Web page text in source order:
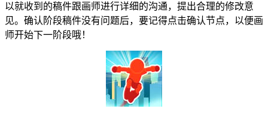
以就收到的稿件跟画师进行详细的沟通，提出合理的修改意
见。确认阶段稿件没有问题后，要记得点击确认节点，以便画
师开始下一阶段哦！